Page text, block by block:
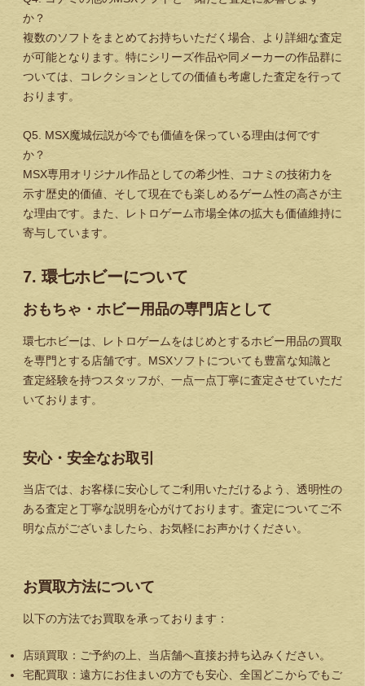
か？
複数のソフトをまとめてお持ちいただく場合、より詳細な査定
が可能となります。特にシリーズ作品や同メーカーの作品群に
ついては、コレクションとしての価値も考慮した査定を行って
おります。
Q5. MSX魔城伝説が今でも価値を保っている理由は何です
か？
MSX専用オリジナル作品としての希少性、コナミの技術力を
示す歴史的価値、そして現在でも楽しめるゲーム性の高さが主
な理由です。また、レトロゲーム市場全体の拡大も価値維持に
寄与しています。
7. 環七ホビーについて
おもちゃ・ホビー用品の専門店として
環七ホビーは、レトロゲームをはじめとするホビー用品の買取
を専門とする店舗です。MSXソフトについても豊富な知識と
査定経験を持つスタッフが、一点一点丁寧に査定させていただ
いております。
安心・安全なお取引
当店では、お客様に安心してご利用いただけるよう、透明性の
ある査定と丁寧な説明を心がけております。査定についてご不
明な点がございましたら、お気軽にお声かけください。
お買取方法について
以下の方法でお買取を承っております：
店頭買取：ご予約の上、当店舗へ直接お持ち込みください。
宅配買取：遠方にお住まいの方でも安心、全国どこからでもご